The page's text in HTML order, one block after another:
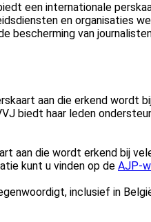
een internationale
en organisaties
bescherming van
aan die erkend wordt
biedt haar leden
aan die wordt erkend bij
kunt u vinden op de AJP-
inclusief in